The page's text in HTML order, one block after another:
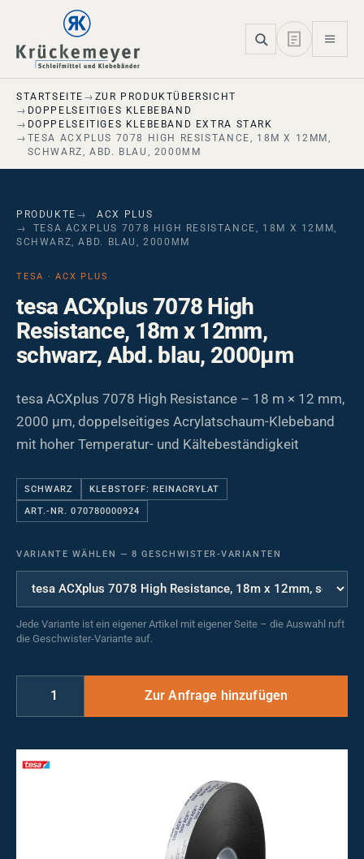
Skip to main navigation
Skip to main content
Skip to page footer
STARTSEITE
ZUR PRODUKTÜBERSICHT
DOPPELSEITIGES KLEBEBAND
DOPPELSEITIGES KLEBEBAND EXTRA STARK
TESA ACXPLUS 7078 HIGH RESISTANCE, 18M X 12MM,
SCHWARZ, ABD. BLAU, 2000ΜM
PRODUKTE
ACX PLUS
TESA ACXPLUS 7078 HIGH RESISTANCE, 18M X 12MM,
SCHWARZ, ABD. BLAU, 2000ΜM
TESA · ACX PLUS
tesa ACXplus 7078 High
Resistance, 18m x 12mm,
schwarz, Abd. blau, 2000µm
tesa ACXplus 7078 High Resistance – 18 m × 12 mm,
2000 µm, doppelseitiges Acrylatschaum-Klebeband
mit hoher Temperatur- und Kältebeständigkeit
SCHWARZ KLEBSTOFF: REINACRYLAT
ART.-NR. 070780000924
VARIANTE WÄHLEN — 8 GESCHWISTER-VARIANTEN
Jede Variante ist ein eigener Artikel mit eigener Seite – die Auswahl ruft
die Geschwister-Variante auf.